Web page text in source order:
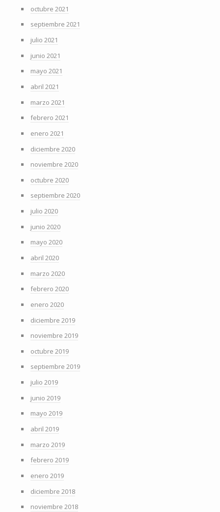
octubre 2021
septiembre 2021
julio 2021
junio 2021
mayo 2021
abril 2021
marzo 2021
febrero 2021
enero 2021
diciembre 2020
noviembre 2020
octubre 2020
septiembre 2020
julio 2020
junio 2020
mayo 2020
abril 2020
marzo 2020
febrero 2020
enero 2020
diciembre 2019
noviembre 2019
octubre 2019
septiembre 2019
julio 2019
junio 2019
mayo 2019
abril 2019
marzo 2019
febrero 2019
enero 2019
diciembre 2018
noviembre 2018